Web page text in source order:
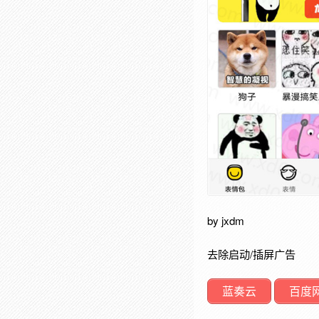
by jxdm
去除启动/插屏广告
蓝奏云 百度